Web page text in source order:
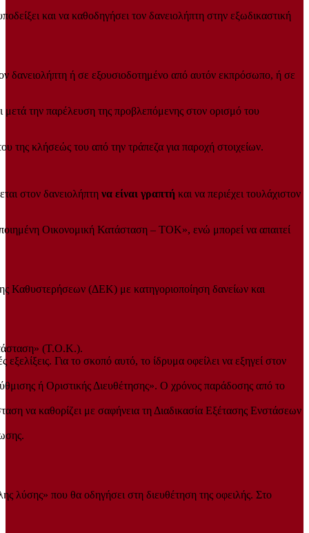
και να καθοδηγήσει τον δανειολήπτη στην εξωδικαστική
δανειολήπτη ή σε εξουσιοδοτημένο από αυτόν εκπρόσωπο, ή σε
μετά την παρέλευση της προβλεπόμενης στον ορισμό του
της κλήσεώς του από την τράπεζα για παροχή στοιχείων.
στον δανειολήπτη να είναι γραπτή και να περιέχει τουλάχιστον
Οικονομική Κατάσταση – ΤΟΚ», ενώ μπορεί να απαιτεί
Καθυστερήσεων (ΔΕΚ) με κατηγοριοποίηση δανείων και
(Τ.Ο.Κ.).
εξελίξεις. Για το σκοπό αυτό, το ίδρυμα οφείλει να εξηγεί στον
ή Οριστικής Διευθέτησης». Ο χρόνος παράδοσης από το
να καθορίζει με σαφήνεια τη Διαδικασία Εξέτασης Ενστάσεων
λύσης» που θα οδηγήσει στη διευθέτηση της οφειλής. Στο